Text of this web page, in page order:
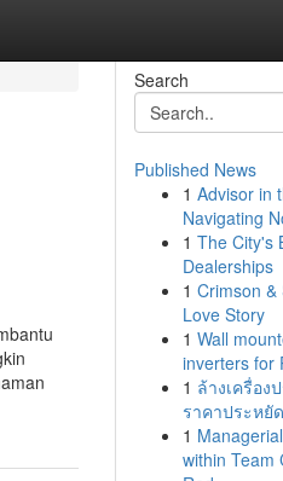
Search
Published News
1 Advisor in
Navigating
1 The City's
Dealerships
1 Crimson &
Love Story
1 Wall
inverters for
1 ล้างเครื่อง
ราคาประหยั
1
within Team